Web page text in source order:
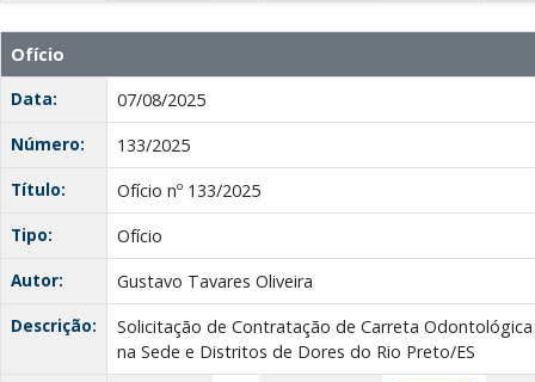
Ofício
Data:
07/08/2025
Número:
133/2025
Título:
Ofício nº 133/2025
Tipo:
Ofício
Autor:
Gustavo Tavares Oliveira
Descrição:
Solicitação de Contratação de Carreta
na Sede e Distritos de Dores do Rio Preto/ES